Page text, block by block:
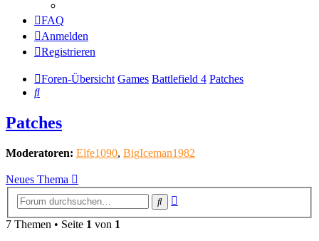
FAQ
Anmelden
Registrieren
Foren-Übersicht Games Battlefield 4 Patches
Suche
Patches
Moderatoren: Elfe1090, BigIceman1982
Neues Thema
Suche
7 Themen • Seite 1 von 1